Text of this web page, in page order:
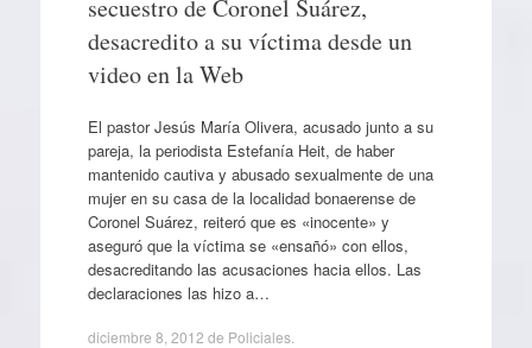
secuestro de Coronel Suárez,
desacredito a su víctima desde un
video en la Web
El pastor Jesús María Olivera, acusado junto a su
pareja, la periodista Estefanía Heit, de haber
mantenido cautiva y abusado sexualmente de una
mujer en su casa de la localidad bonaerense de
Coronel Suárez, reiteró que es «inocente» y
aseguró que la víctima se «ensañó» con ellos,
desacreditando las acusaciones hacia ellos. Las
declaraciones las hizo a…
diciembre 8, 2012 de Policiales.